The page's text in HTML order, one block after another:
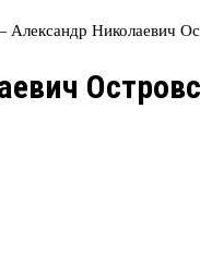
Александр Николаевич